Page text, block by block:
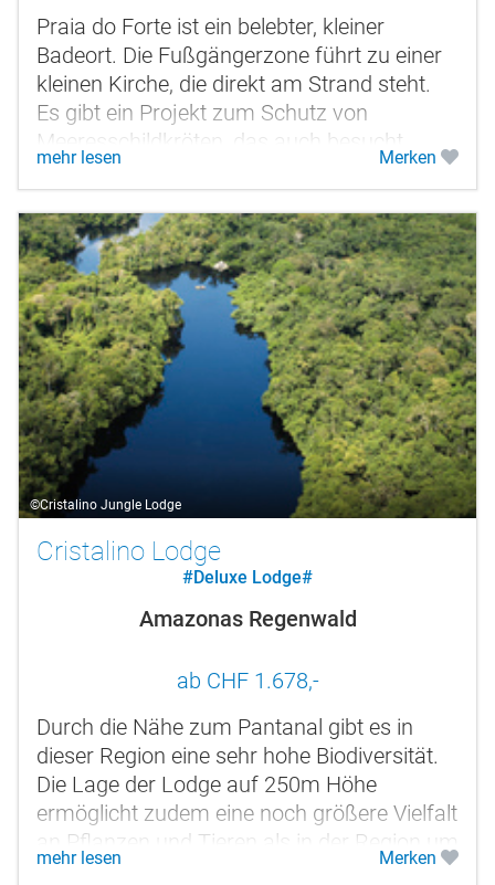
Praia do Forte ist ein belebter, kleiner
Badeort. Die Fußgängerzone führt zu einer
kleinen Kirche, die direkt am Strand steht.
Es gibt ein Projekt zum Schutz von
Meeresschildkröten, das auch besucht
werden kann.
mehr lesen Merken
©Cristalino Jungle Lodge
Cristalino Lodge
#Deluxe Lodge#
Amazonas Regenwald
ab CHF 1.678,-
Durch die Nähe zum Pantanal gibt es in
dieser Region eine sehr hohe Biodiversität.
Die Lage der Lodge auf 250m Höhe
ermöglicht zudem eine noch größere Vielfalt
an Pflanzen und Tieren als in der Region um
Manaus. Die Anlage ist auf...
mehr lesen Merken